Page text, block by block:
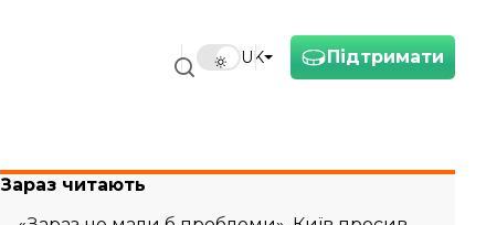
Підтримати
UK
Зараз читають